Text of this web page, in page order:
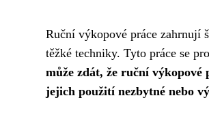
Ruční výkopové práce zahrnují
těžké techniky. Tyto práce se
může zdát, že ruční
jejich použití nezbytné nebo